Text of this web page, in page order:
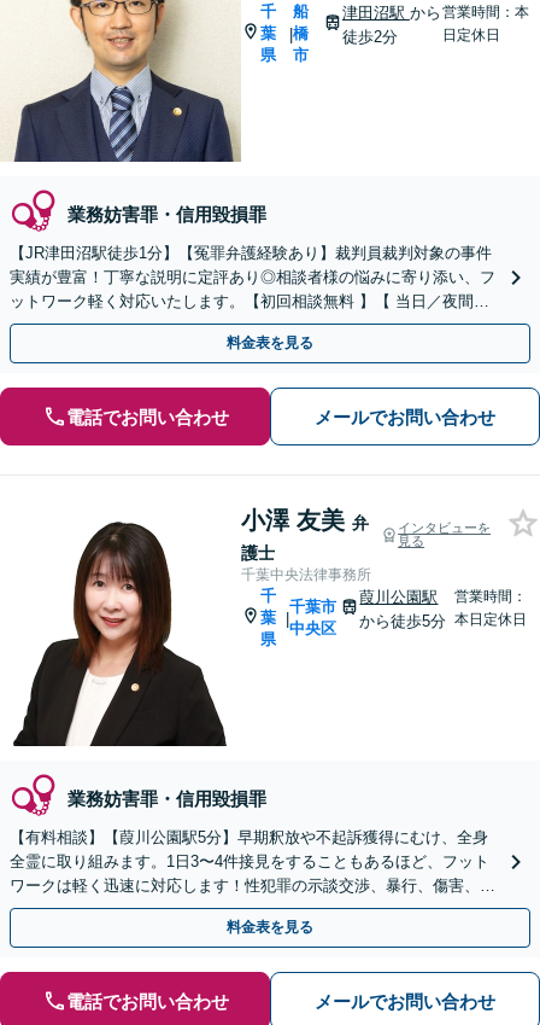
千
葉
県
|
船
橋
市
津田沼駅 から
徒歩2分
営業時間：本
日定休日
業務妨害罪・信用毀損罪
【JR津田沼駅徒歩1分】【冤罪弁護経験あり】裁判員裁判対象の事件
実績が豊富！丁寧な説明に定評あり◎相談者様の悩みに寄り添い、フ
ットワーク軽く対応いたします。【初回相談無料 】【 当日／夜間も
相談可】【最短即日接見可】
料金表を見る
電話でお問い合わせ メールでお問い合わせ
小澤 友美 弁
護士
インタビューを
見る
千葉中央法律事務所
千
葉
県
|
千葉市
中央区
葭川公園駅
から徒歩5分
営業時間：
本日定休日
業務妨害罪・信用毀損罪
【有料相談】【葭川公園駅5分】早期釈放や不起訴獲得にむけ、全身
全霊に取り組みます。1日3〜4件接見をすることもあるほど、フット
ワークは軽く迅速に対応します！性犯罪の示談交渉、暴行、傷害、窃
盗、交通事故などご相談ください【電話・メール相談可】
料金表を見る
電話でお問い合わせ メールでお問い合わせ